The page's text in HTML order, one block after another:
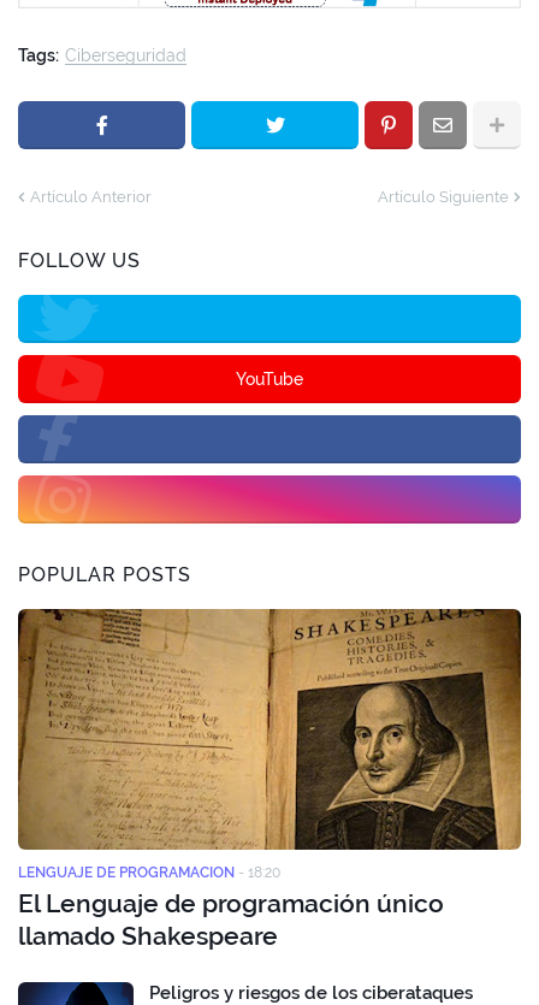
Tags: Ciberseguridad
Artículo Anterior Artículo Siguiente
FOLLOW US
YouTube
POPULAR POSTS
LENGUAJE DE PROGRAMACION - 18:20
El Lenguaje de programación único
llamado Shakespeare
Peligros y riesgos de los ciberataques